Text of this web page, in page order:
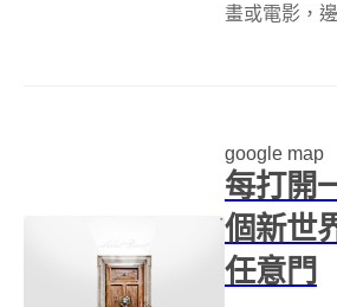
畫或電影，
讓我們能仔
（Inte...
google map
每打開
個新世
任意門